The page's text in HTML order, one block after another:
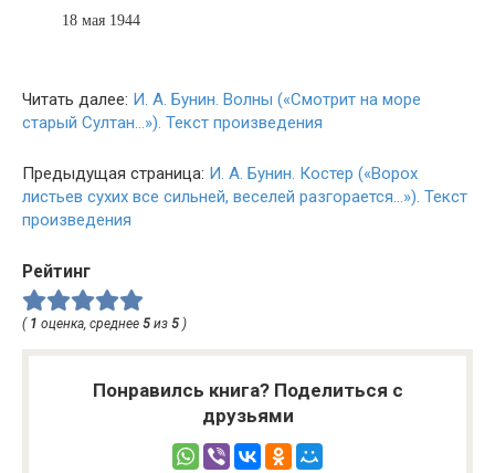
18 мая 1944
Читать далее: И. А. Бунин. Волны («Смотрит на море
старый Султан…»). Текст произведения
Предыдущая страница: И. А. Бунин. Костер («Ворох
листьев сухих все сильней, веселей разгорается…»). Текст
произведения
Рейтинг
( 1 оценка, среднее 5 из 5 )
Понравилсь книга? Поделиться с
друзьями